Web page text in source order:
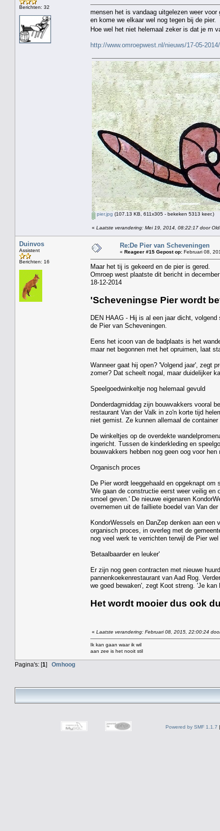
Berichten: 32
mensen het is vandaag uitgelezen weer voor
en kome we elkaar wel nog tegen bij de pier.
Hoe wel het niet helemaal zeker is dat je m
http://www.omroepwest.nl/nieuws/17-05-
pier.jpg (107.13 KB, 611x305 - bekeken 5313 keer.)
« Laatste verandering: Mei 19, 2014, 08:22:17 door
Duinvos
Assistent
Berichten: 16
Re:De Pier van Scheveningen
« Reageer #15 Gepost op: Februari 08,
Maar het tij is gekeerd en de pier is gered.
Omroep west plaatste dit bericht in
18-12-2014
'Scheveningse Pier wordt
DEN HAAG - Hij is al een jaar dicht,
de Pier van Scheveningen.
Eens het icoon van de badplaats is het
maar net begonnen met het opruimen, laat
Wanneer gaat hij open? 'Volgend jaar', zegt
zomer? Dat scheelt nogal, maar duidelijker
Speelgoedwinkeltje nog helemaal gevuld
Donderdagmiddag zijn bouwvakkers vooral
restaurant Van der Valk in zo'n korte tijd
niet gemist. Ze kunnen allemaal de container
De winkeltjes op de overdekte
ingericht. Tussen de kinderkleding en
bouwvakkers hebben nog geen oog voor
Organisch proces
De Pier wordt leeggehaald en opgeknapt
'We gaan de constructie eerst weer veilig en
smoel geven.' De nieuwe eigenaren
overnemen uit de failliete boedel van Van der
KondorWessels en DanZep denken aan
organisch proces, in overleg met de
nog veel werk te verrichten terwijl de Pier
'Betaalbaarder en leuker'
Er zijn nog geen contracten met nieuwe
pannenkoekenrestaurant van Aad Rog.
we goed bewaken', zegt Koot streng. 'Je
Het wordt mooier dus ook
« Laatste verandering: Februari 08, 2015, 22:00:24
Ik kan gaan waar ik wil
aan zee is het nooit stil
Pagina's: [1] Omhoog
Powered by SMF 1.1.7